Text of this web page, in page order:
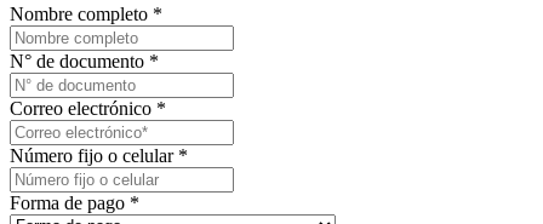
Nombre completo *
N° de documento *
Correo electrónico *
Número fijo o celular *
Forma de pago *